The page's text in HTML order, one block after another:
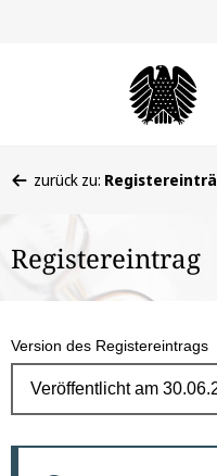
befinden
hier:
zurück zu:
Registereintrag
Version des Registereintrags